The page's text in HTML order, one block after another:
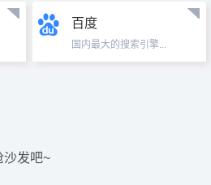
企
量
由V5M,蓝屏修复,F4蓝屏预防,
病毒免疫...
百度
国内最大的搜索引擎...
沙发吧~